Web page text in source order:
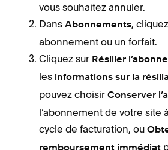
vous souhaitez annuler.
Dans Abonnements,
abonnement ou un forfait.
Cliquez sur Résilier
les informations sur la
pouvez choisir Conserver
l’abonnement de votre site
cycle de facturation, ou